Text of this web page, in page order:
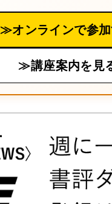
≫オンラインで参
≫講座案内を見